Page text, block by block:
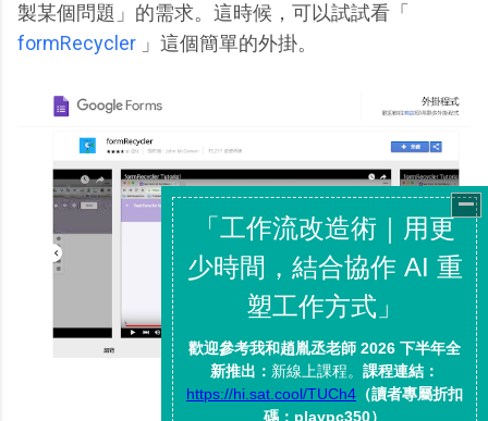
製某個問題」的需求。這時候，可以試試看「
formRecycler 」這個簡單的外掛。